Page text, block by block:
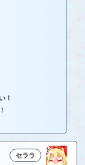
！
セララ